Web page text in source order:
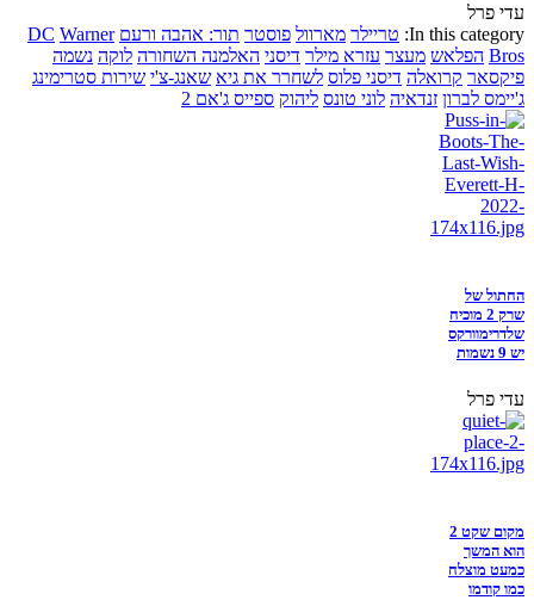
עדי פרל
In this category: טריילר מארוול פוסטר תור: אהבה ורעם DC Warner
Bros הפלאש מעצר עזרא מילר דיסני האלמנה השחורה לוקה נשמה
פיקסאר קרואלה דיסני פלוס לשחרר את גיא שאנג-צ'י שירות סטרימינג
ג'יימס לברון זנדאיה לוני טונס ליהוק ספייס ג'אם 2
החתול של
שרק 2 מוכיח
שלדרימוורקס
יש 9 נשמות
עדי פרל
מקום שקט 2
הוא המשך
כמעט מוצלח
כמו קודמו